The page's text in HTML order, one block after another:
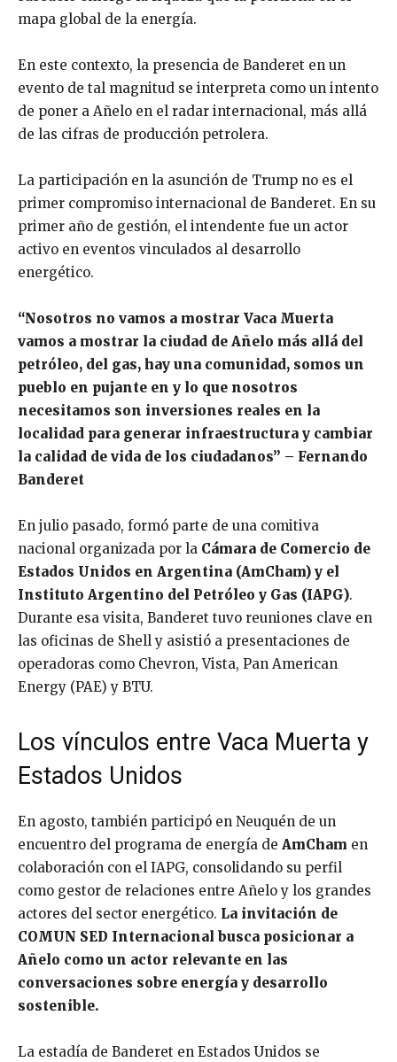
mapa global de la energía.
En este contexto, la presencia de Banderet en un
evento de tal magnitud se interpreta como un intento
de poner a Añelo en el radar internacional, más allá
de las cifras de producción petrolera.
La participación en la asunción de Trump no es el
primer compromiso internacional de Banderet. En su
primer año de gestión, el intendente fue un actor
activo en eventos vinculados al desarrollo
energético.
“Nosotros no vamos a mostrar Vaca Muerta
vamos a mostrar la ciudad de Añelo más allá del
petróleo, del gas, hay una comunidad, somos un
pueblo en pujante en y lo que nosotros
necesitamos son inversiones reales en la
localidad para generar infraestructura y cambiar
la calidad de vida de los ciudadanos” – Fernando
Banderet
En julio pasado, formó parte de una comitiva
nacional organizada por la Cámara de Comercio de
Estados Unidos en Argentina (AmCham) y el
Instituto Argentino del Petróleo y Gas (IAPG).
Durante esa visita, Banderet tuvo reuniones clave en
las oficinas de Shell y asistió a presentaciones de
operadoras como Chevron, Vista, Pan American
Energy (PAE) y BTU.
Los vínculos entre Vaca Muerta y
Estados Unidos
En agosto, también participó en Neuquén de un
encuentro del programa de energía de AmCham en
colaboración con el IAPG, consolidando su perfil
como gestor de relaciones entre Añelo y los grandes
actores del sector energético. La invitación de
COMUN SED Internacional busca posicionar a
Añelo como un actor relevante en las
conversaciones sobre energía y desarrollo
sostenible.
La estadía de Banderet en Estados Unidos se